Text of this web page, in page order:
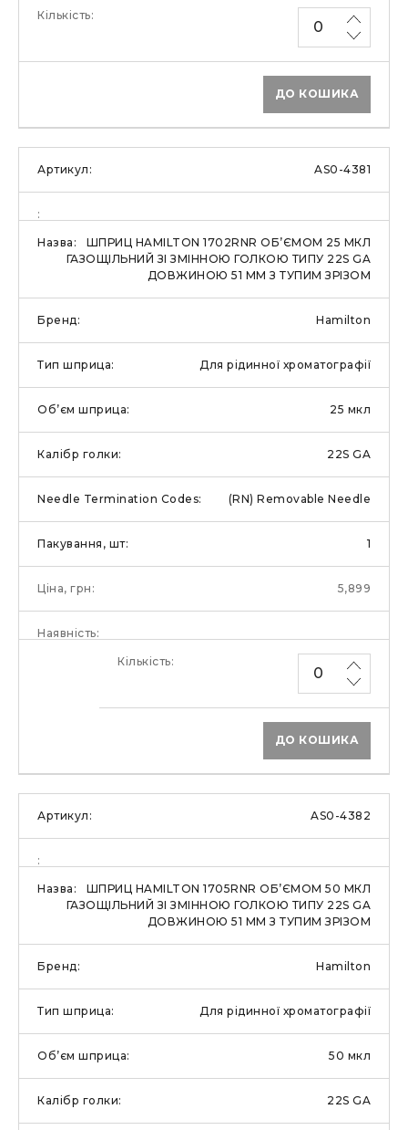
ДО КОШИКА
AS0-4381
ШПРИЦ HAMILTON 1702RNR ОБ’ЄМОМ 25 МКЛ
ГАЗОЩІЛЬНИЙ ЗІ ЗМІННОЮ ГОЛКОЮ ТИПУ 22S GA
ДОВЖИНОЮ 51 ММ З ТУПИМ ЗРІЗОМ
Hamilton
Для рідинної хроматографії
25 мкл
22S GA
(RN) Removable Needle
1
5,899
ДО КОШИКА
AS0-4382
ШПРИЦ HAMILTON 1705RNR ОБ’ЄМОМ 50 МКЛ
ГАЗОЩІЛЬНИЙ ЗІ ЗМІННОЮ ГОЛКОЮ ТИПУ 22S GA
ДОВЖИНОЮ 51 ММ З ТУПИМ ЗРІЗОМ
Hamilton
Для рідинної хроматографії
50 мкл
22S GA